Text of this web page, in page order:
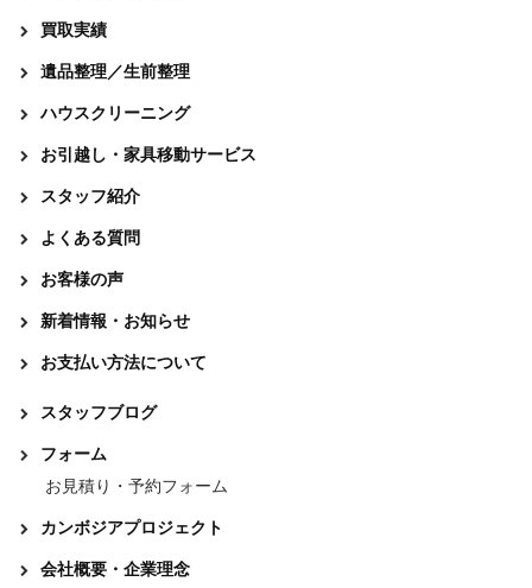
買取実績
遺品整理／生前整理
ハウスクリーニング
お引越し・家具移動サービス
スタッフ紹介
よくある質問
お客様の声
新着情報・お知らせ
お支払い方法について
スタッフブログ
フォーム
お見積り・予約フォーム
カンボジアプロジェクト
会社概要・企業理念